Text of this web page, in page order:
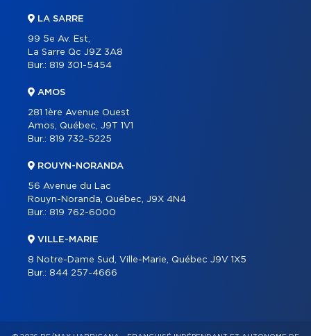
LA SARRE
99 5e Av. Est,
La Sarre Qc J9Z 3A8
Bur.: 819 301-5454
AMOS
281 1ère Avenue Ouest
Amos, Québec, J9T 1V1
Bur.: 819 732-5225
ROUYN-NORANDA
56 Avenue du Lac
Rouyn-Noranda, Québec, J9X 4N4
Bur.: 819 762-6000
VILLE-MARIE
8 Notre-Dame Sud, Ville-Marie, Québec J9V 1X5
Bur.: 844 257-4666